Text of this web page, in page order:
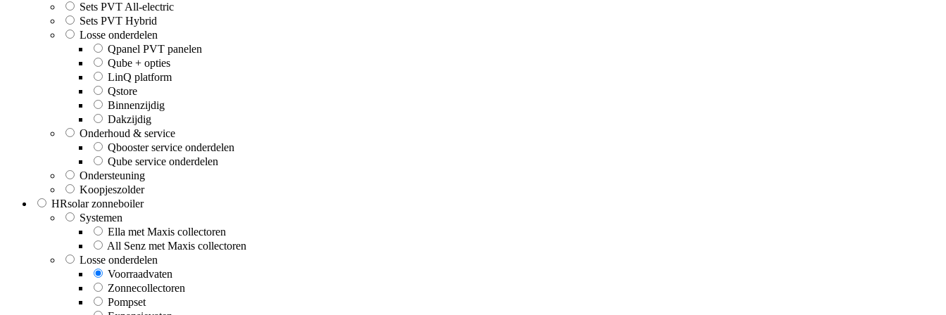
Sets PVT All-electric
Sets PVT Hybrid
Losse onderdelen
Qpanel PVT panelen
Qube + opties
LinQ platform
Qstore
Binnenzijdig
Dakzijdig
Onderhoud & service
Qbooster service onderdelen
Qube service onderdelen
Ondersteuning
Koopjeszolder
HRsolar zonneboiler
Systemen
Ella met Maxis collectoren
All Senz met Maxis collectoren
Losse onderdelen
Voorraadvaten
Zonnecollectoren
Pompset